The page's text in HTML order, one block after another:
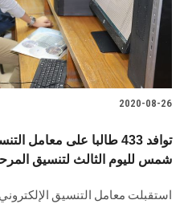
2020-08-26
توافد 433 طالبا على
شمس لليوم الثالث لتنسيق